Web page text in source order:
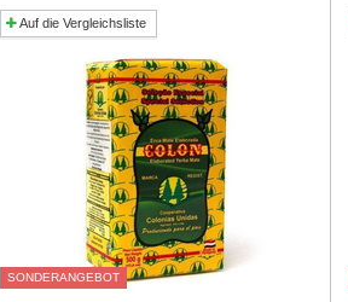
Auf die Vergleichsliste
SONDERANGEBOT